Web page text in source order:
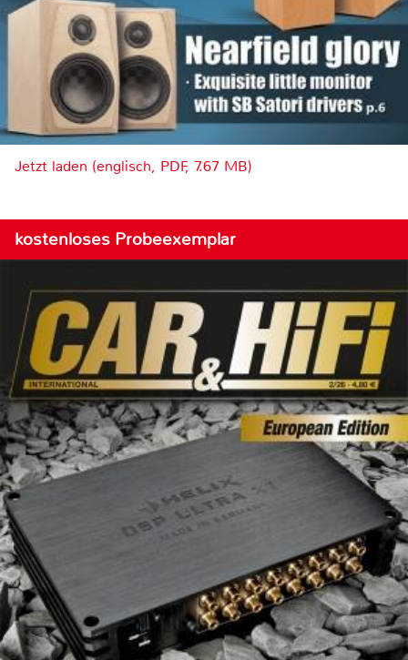
Jetzt laden (englisch, PDF, 7.67 MB)
kostenloses Probeexemplar